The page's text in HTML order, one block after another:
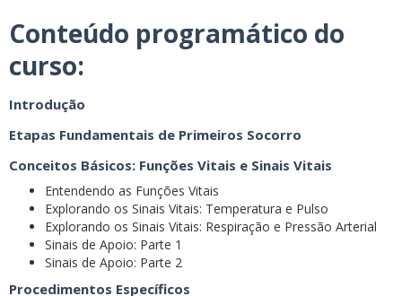
Conteúdo programático do
curso:
Introdução
Etapas Fundamentais de Primeiros Socorro
Conceitos Básicos: Funções Vitais e Sinais Vitais
Entendendo as Funções Vitais
Explorando os Sinais Vitais: Temperatura e Pulso
Explorando os Sinais Vitais: Respiração e Pressão Arterial
Sinais de Apoio: Parte 1
Sinais de Apoio: Parte 2
Procedimentos Específicos